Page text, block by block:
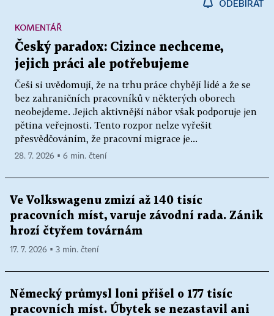
ODEBÍRAT
Český paradox: Cizince nechceme,
jejich práci ale potřebujeme
Češi si uvědomují, že na trhu práce chybějí lidé a že se
bez zahraničních pracovníků v některých oborech
neobejdeme. Jejich aktivnější nábor však podporuje jen
pětina veřejnosti. Tento rozpor nelze vyřešit
přesvědčováním, že pracovní migrace je...
KOMENTÁŘ
28. 7. 2026 ▪ 6 min. čtení
Ve Volkswagenu zmizí až 140 tisíc
pracovních míst, varuje závodní rada. Zánik
hrozí čtyřem továrnám
17. 7. 2026 ▪ 3 min. čtení
Německý průmysl loni přišel o 177 tisíc
pracovních míst. Úbytek se nezastavil ani